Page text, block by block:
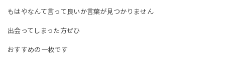
もはやなんて言って良いか言葉が見つかりません
出会ってしまった方ぜひ
おすすめの一枚です